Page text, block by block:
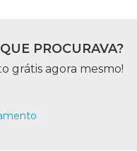
PROCURAVA?
grátis agora mesmo!